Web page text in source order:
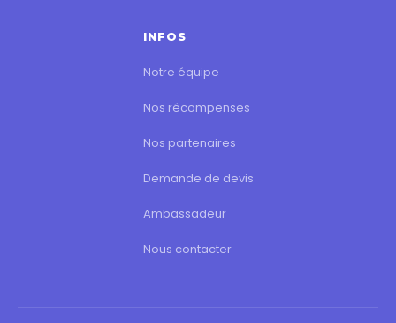
INFOS
Notre équipe
Nos récompenses
Nos partenaires
Demande de devis
Ambassadeur
Nous contacter